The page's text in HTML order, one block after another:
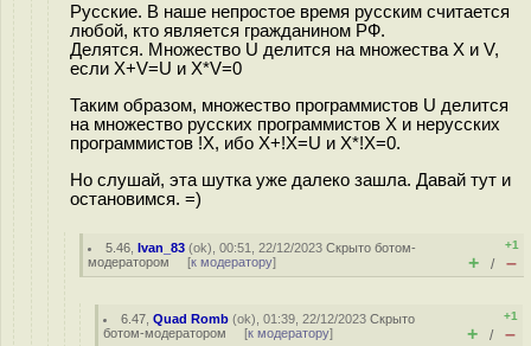
Русские. В наше непростое время русским считается
любой, кто является гражданином РФ.
Делятся. Множество U делится на множества X и V,
если X+V=U и X*V=0
Таким образом, множество программистов U делится
на множество русских программистов X и нерусских
программистов !X, ибо X+!X=U и X*!X=0.
Но слушай, эта шутка уже далеко зашла. Давай тут и
остановимся. =)
5.46 ,Ivan_83 (ok), 00:51, 22/12/2023Скрыто ботом-
модератором [к модератору]
+1
+ / –
6.47 ,Quad Romb (ok), 01:39, 22/12/2023Скрыто
ботом-модератором [к модератору]
+1
+ / –